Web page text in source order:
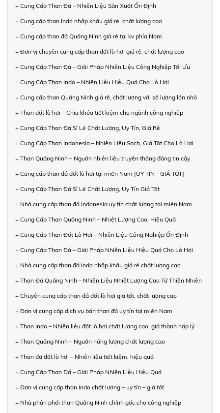
+ Cung Cấp Than Đá – Nhiên Liệu Sản Xuất Ổn Định
+ Cung cấp than Indo nhập khẩu giá rẻ, chất lượng cao
+ Cung cấp than đá Quảng Ninh giá rẻ tại kv phía Nam
+ Đơn vị chuyên cung cấp than đốt lò hơi giá rẻ, chất lượng cao
+ Cung Cấp Than Đá – Giải Pháp Nhiên Liệu Công Nghiệp Tối Ưu
+ Cung Cấp Than Indo – Nhiên Liệu Hiệu Quả Cho Lò Hơi
+ Cung cấp than Quảng Ninh giá rẻ, chất lượng với số lượng lớn nhỏ
+ Than đốt lò hơi – Chìa khóa tiết kiệm cho ngành công nghiệp
+ Cung Cấp Than Đá Sỉ Lẻ Chất Lượng, Uy Tín, Giá Rẻ
+ Cung Cấp Than Indonesia – Nhiên Liệu Sạch, Giá Tốt Cho Lò Hơi
+ Than Quảng Ninh – Nguồn nhiên liệu truyền thống đáng tin cậy
+ Cung cấp than đá đốt lò hơi tại miền Nam [UY TÍN - GIÁ TỐT]
+ Cung Cấp Than Đá Sỉ Lẻ Chất Lượng, Uy Tín Giá Tốt
+ Nhà cung cấp than đá Indonesia uy tín chất lượng tại miền Nam
+ Cung Cấp Than Quảng Ninh – Nhiệt Lượng Cao, Hiệu Quả
+ Cung Cấp Than Đốt Lò Hơi – Nhiên Liệu Công Nghiệp Ổn Định
+ Cung Cấp Than Đá – Giải Pháp Nhiên Liệu Hiệu Quả Cho Lò Hơi
+ Nhà cung cấp than đá Indo nhập khẩu giá rẻ chất lượng cao
+ Than Đá Quảng Ninh – Nhiên Liệu Nhiệt Lượng Cao Từ Thiên Nhiên
+ Chuyên cung cấp than đá đốt lò hơi giá tốt, chất lượng cao
+ Đơn vị cung cấp dịch vụ bán than đá uy tín tại miền Nam
+ Than Indo – Nhiên liệu đốt lò hơi chất lượng cao, giá thành hợp lý
+ Than Quảng Ninh – Nguồn năng lượng chất lượng cao
+ Than đá đốt lò hơi – Nhiên liệu tiết kiệm, hiệu quả
+ Cung Cấp Than Đá – Giải Pháp Nhiên Liệu Hiệu Quả
+ Đơn vị cung cấp than Indo chất lượng – uy tín – giá tốt
+ Nhà phân phối than Quảng Ninh chính gốc cho công nghiệp